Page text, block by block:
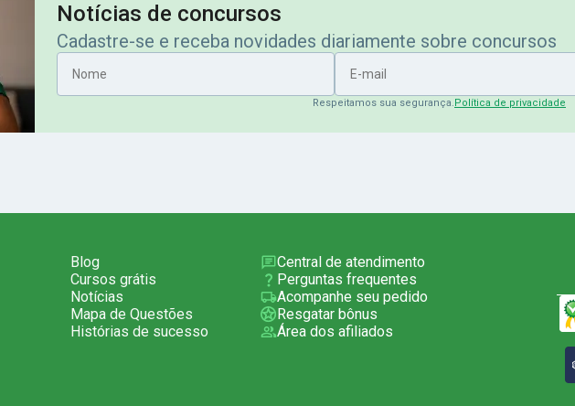
Notícias de concursos
Cadastre-se e receba novidades diariamente sobre concursos
Nome
E-mail
Respeitamos sua segurança.Política de privacidade
Blog
Cursos grátis
Notícias
Mapa de Questões
Histórias de sucesso
Central de atendimento
Perguntas frequentes
Acompanhe seu pedido
Resgatar bônus
Área dos afiliados